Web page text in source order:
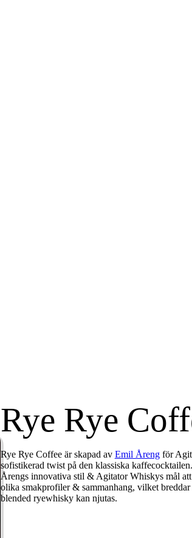
Rye Rye
Rye Rye Coffee är skapad av Emil Årengför
sofistikerad twist på den klassiska
Årengs innovativa stil & Agitator Whiskys mål att
olika smakprofiler & sammanhang, vilket
blended ryewhisky kan njutas.